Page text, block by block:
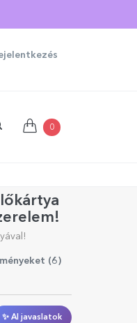
0
(6)
✨ AI javaslatok